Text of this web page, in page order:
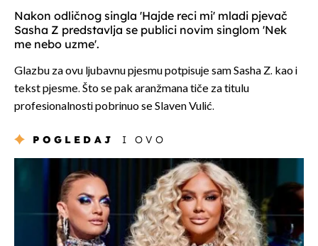
Nakon odličnog singla 'Hajde reci mi' mladi pjevač
Sasha Z predstavlja se publici novim singlom 'Nek
me nebo uzme'.
Glazbu za ovu ljubavnu pjesmu potpisuje sam Sasha Z. kao i
tekst pjesme. Što se pak aranžmana tiče za titulu
profesionalnosti pobrinuo se Slaven Vulić.
POGLEDAJ I OVO